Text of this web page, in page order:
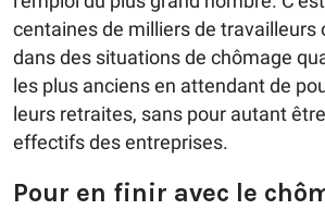
centaines de milliers de travailleurs
dans des situations de chômage
les plus anciens en attendant de
leurs retraites, sans pour autant
effectifs des entreprises.
Pour en finir avec le